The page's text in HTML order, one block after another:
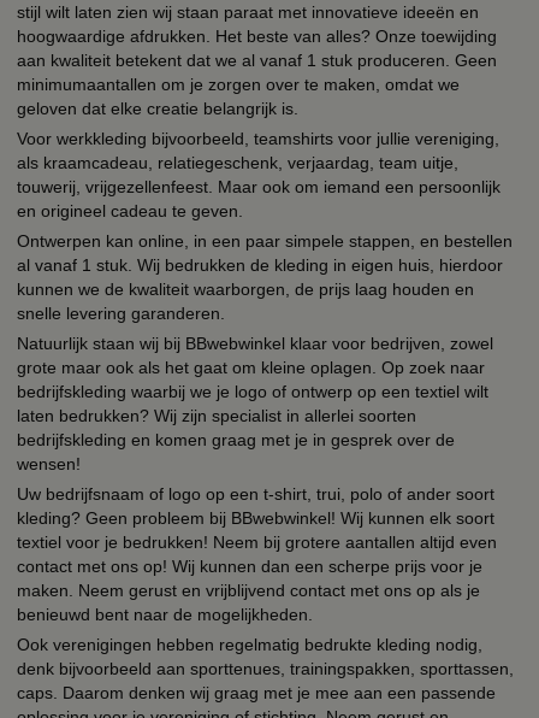
stijl wilt laten zien wij staan paraat met innovatieve ideeën en
hoogwaardige afdrukken. Het beste van alles? Onze toewijding
aan kwaliteit betekent dat we al vanaf 1 stuk produceren. Geen
minimumaantallen om je zorgen over te maken, omdat we
geloven dat elke creatie belangrijk is.
Voor werkkleding bijvoorbeeld, teamshirts voor jullie vereniging,
als kraamcadeau, relatiegeschenk, verjaardag, team uitje,
touwerij, vrijgezellenfeest. Maar ook om iemand een persoonlijk
en origineel cadeau te geven.
Ontwerpen kan online, in een paar simpele stappen, en bestellen
al vanaf 1 stuk. Wij bedrukken de kleding in eigen huis, hierdoor
kunnen we de kwaliteit waarborgen, de prijs laag houden en
snelle levering garanderen.
Natuurlijk staan wij bij BBwebwinkel klaar voor bedrijven, zowel
grote maar ook als het gaat om kleine oplagen. Op zoek naar
bedrijfskleding waarbij we je logo of ontwerp op een textiel wilt
laten bedrukken? Wij zijn specialist in allerlei soorten
bedrijfskleding en komen graag met je in gesprek over de
wensen!
Uw bedrijfsnaam of logo op een t-shirt, trui, polo of ander soort
kleding? Geen probleem bij BBwebwinkel! Wij kunnen elk soort
textiel voor je bedrukken! Neem bij grotere aantallen altijd even
contact met ons op! Wij kunnen dan een scherpe prijs voor je
maken. Neem gerust en vrijblijvend contact met ons op als je
benieuwd bent naar de mogelijkheden.
Ook verenigingen hebben regelmatig bedrukte kleding nodig,
denk bijvoorbeeld aan sporttenues, trainingspakken, sporttassen,
caps. Daarom denken wij graag met je mee aan een passende